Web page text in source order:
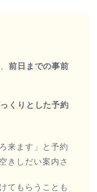
前日までの事前
くりとした予約
来ます」と予約
きしだい案内さ
てもらうことも